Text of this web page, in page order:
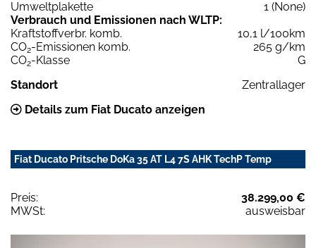
Umweltplakette
1 (None)
Verbrauch und Emissionen nach WLTP:
Kraftstoffverbr. komb.
10,1 l/100km
CO2-Emissionen komb.
265 g/km
CO2-Klasse
G
Standort
Zentrallager
Details zum Fiat Ducato anzeigen
Fiat Ducato Pritsche DoKa 35 AT L4 7S AHK TechP Temp
Preis:
38.299,00 €
MWSt:
ausweisbar